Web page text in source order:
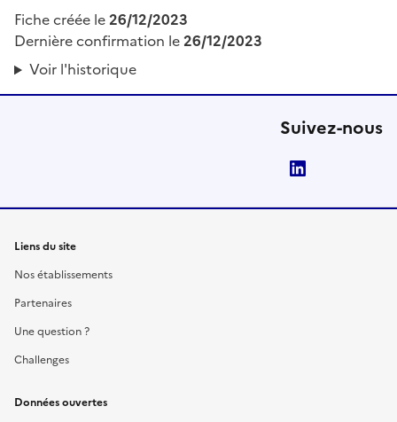
Fiche créée le26/12/2023
Dernière confirmation le26/12/2023
Voir l'historique
Suivez-nous
Liens du site
Nos établissements
Partenaires
Une question ?
Challenges
Données ouvertes